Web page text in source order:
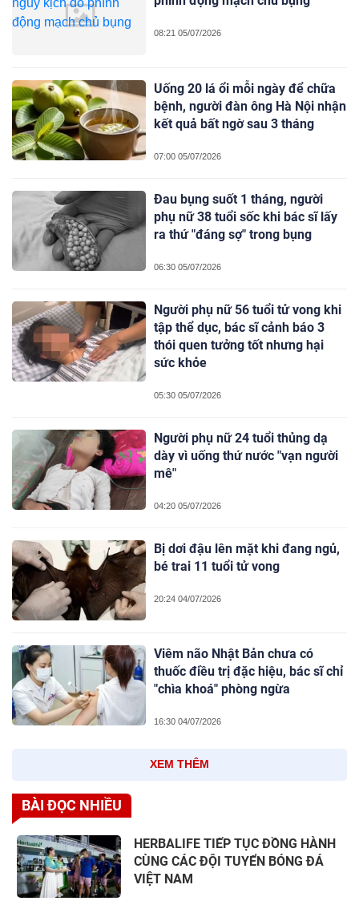
08:21 05/07/2026
Uống 20 lá ổi mỗi ngày để chữa
bệnh, người đàn ông Hà Nội nhận
kết quả bất ngờ sau 3 tháng
07:00 05/07/2026
Đau bụng suốt 1 tháng, người
phụ nữ 38 tuổi sốc khi bác sĩ lấy
ra thứ "đáng sợ" trong bụng
06:30 05/07/2026
Người phụ nữ 56 tuổi tử vong khi
tập thể dục, bác sĩ cảnh báo 3
thói quen tưởng tốt nhưng hại
sức khỏe
05:30 05/07/2026
Người phụ nữ 24 tuổi thủng dạ
dày vì uống thứ nước "vạn người
mê"
04:20 05/07/2026
Bị dơi đậu lên mặt khi đang ngủ,
bé trai 11 tuổi tử vong
20:24 04/07/2026
Viêm não Nhật Bản chưa có
thuốc điều trị đặc hiệu, bác sĩ chỉ
"chìa khoá" phòng ngừa
16:30 04/07/2026
XEM THÊM
BÀI ĐỌC NHIỀU
HERBALIFE TIẾP TỤC ĐỒNG HÀNH
CÙNG CÁC ĐỘI TUYỂN BÓNG ĐÁ
VIỆT NAM